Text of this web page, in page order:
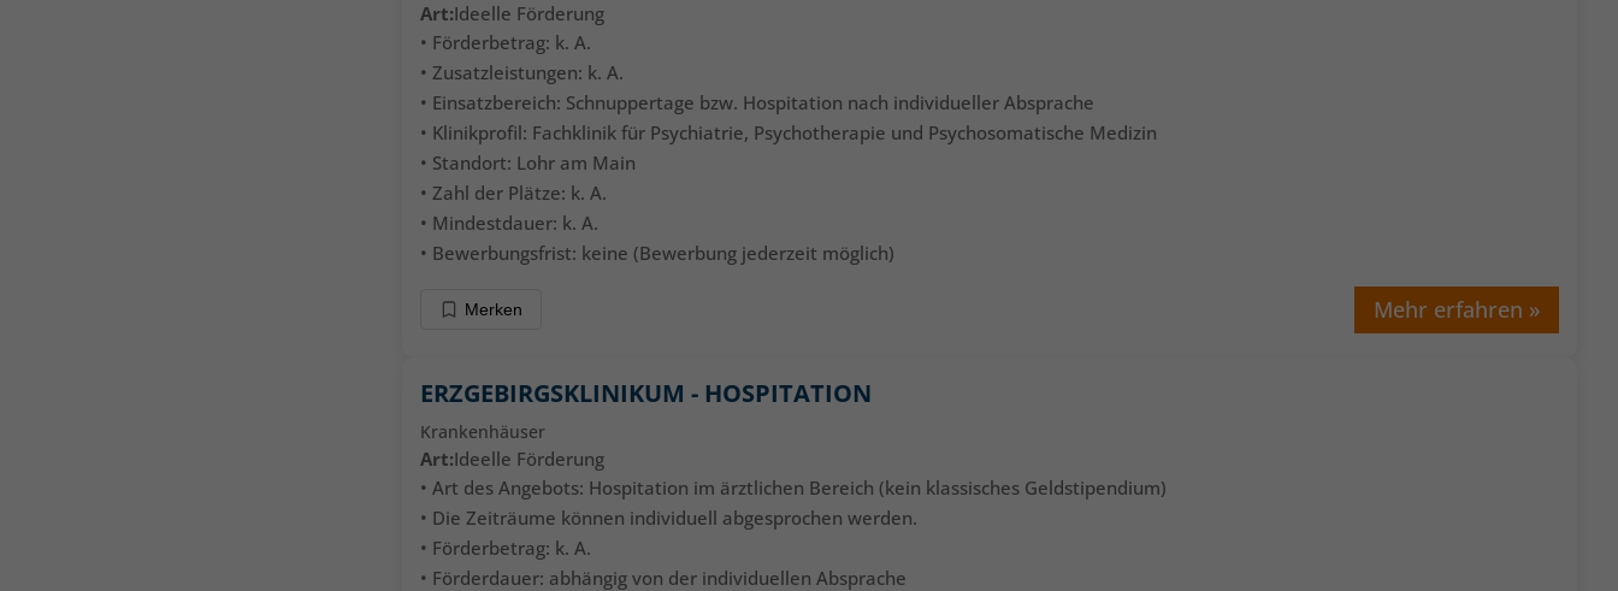
Art:Ideelle Förderung
• Förderbetrag: k. A.
• Zusatzleistungen: k. A.
• Einsatzbereich: Schnuppertage bzw. Hospitation nach individueller Absprache
• Klinikprofil: Fachklinik für Psychiatrie, Psychotherapie und Psychosomatische Medizin
• Standort: Lohr am Main
• Zahl der Plätze: k. A.
• Mindestdauer: k. A.
• Bewerbungsfrist: keine (Bewerbung jederzeit möglich)
Merken Mehr erfahren »
ERZGEBIRGSKLINIKUM - HOSPITATION
Krankenhäuser
Art:Ideelle Förderung
• Art des Angebots: Hospitation im ärztlichen Bereich (kein klassisches Geldstipendium)
• Die Zeiträume können individuell abgesprochen werden.
• Förderbetrag: k. A.
• Förderdauer: abhängig von der individuellen Absprache